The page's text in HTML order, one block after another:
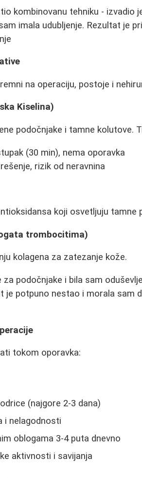
kombinovanu tehniku - izvadio
imala udubljenje. Rezultat je
na operaciju, postoje i
Kiselina)
podočnjake i tamne kolutove.
(30 min), nema oporavka
rizik od neravnina
koji osvetljuju tamne
trombocitima)
kolagena za zatezanje kože.
za podočnjake i bila sam
je potpuno nestao i morala sam
tokom oporavka:
(najgore 2-3 dana)
i nelagodnosti
oblogama 3-4 puta dnevno
aktivnosti i savijanja